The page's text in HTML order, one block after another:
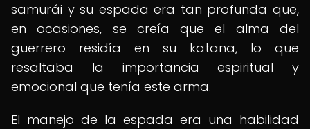
samurái y su espada era tan profunda que,
en ocasiones, se creía que el alma del
guerrero residía en su katana, lo que
resaltaba la importancia espiritual y
emocional que tenía este arma.
El manejo de la espada era una habilidad